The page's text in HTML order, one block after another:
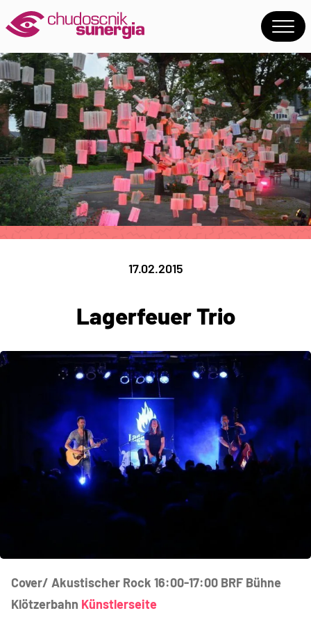
17.02.2015
Lagerfeuer Trio
Cover/ Akustischer Rock 16:00-17:00 BRF Bühne
Klötzerbahn Künstlerseite